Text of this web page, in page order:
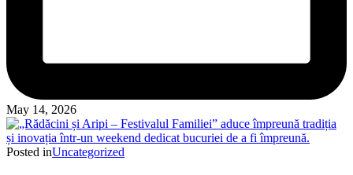
May 14, 2026
Posted inUncategorized